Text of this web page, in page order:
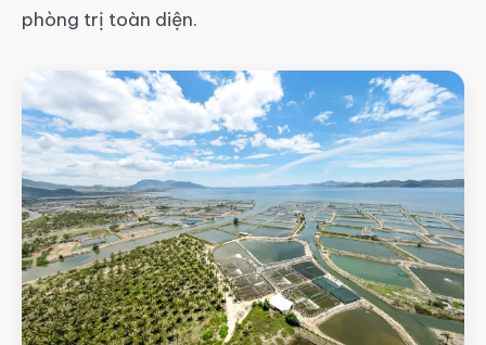
phòng trị toàn diện.